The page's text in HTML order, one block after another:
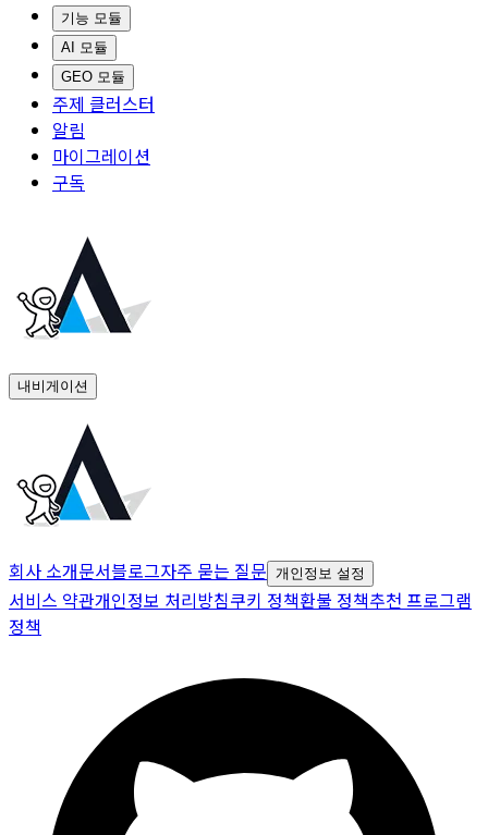
기능 모듈
AI 모듈
GEO 모듈
주제 클러스터
알림
마이그레이션
구독
내비게이션
회사 소개문서블로그자주 묻는 질문 개인정보 설정
서비스 약관개인정보 처리방침쿠키 정책환불 정책추천 프로그램
정책